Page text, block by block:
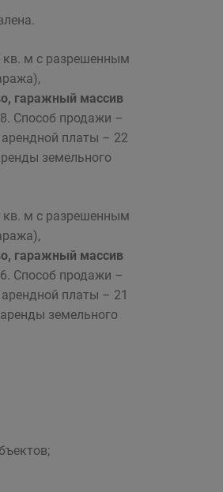
кв. м с разрешенным
гаражный массив
Способ продажи –
платы – 22
земельного
кв. м с разрешенным
гаражный массив
Способ продажи –
платы – 21
земельного